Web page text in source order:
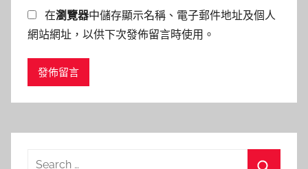
在瀏覽器中儲存顯示名稱、電子郵件地址及個人
網站網址，以供下次發佈留言時使用。
Search